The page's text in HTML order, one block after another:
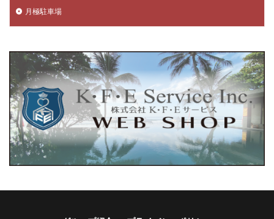
月極駐車場